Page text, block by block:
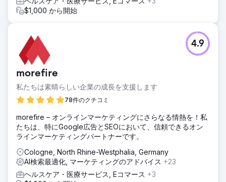
$1,000 から開始
morefire
私たちは素晴らしい企業の成長を支援します
78件のクチコミ
4.9
morefire – オンラインマーケティングにさらなる情熱を！私
たちは、特にGoogle広告とSEOにおいて、信頼できるオン
ラインマーケティングパートナーです。
Cologne, North Rhine-Westphalia, Germany
AI検索最適化, マーケティングのアドバイス +23
ヘルスケア・医療サービス, Eコマース +3